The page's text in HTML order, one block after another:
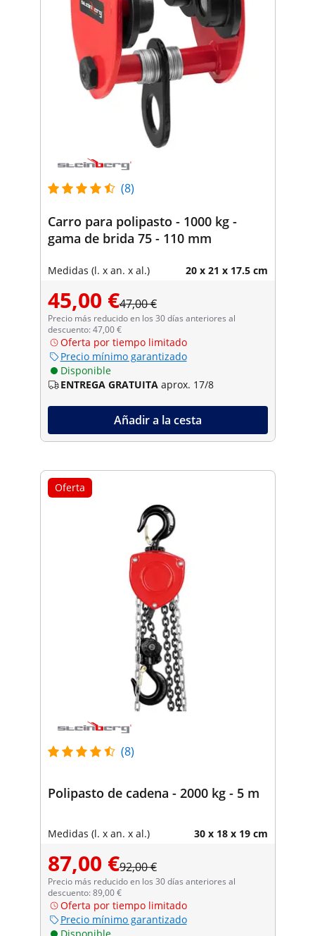
(8)
Carro para polipasto - 1000 kg -
gama de brida 75 - 110 mm
Medidas (l. x an. x al.) 20 x 21 x 17.5 cm
45,00 €47,00 €
Precio más reducido en los 30 días anteriores al
descuento: 47,00 €
Oferta por tiempo limitado
Precio mínimo garantizado
Disponible
ENTREGA GRATUITA aprox. 17/8
Añadir a la cesta
Oferta
(8)
Polipasto de cadena - 2000 kg - 5 m
Medidas (l. x an. x al.) 30 x 18 x 19 cm
87,00 €92,00 €
Precio más reducido en los 30 días anteriores al
descuento: 89,00 €
Oferta por tiempo limitado
Precio mínimo garantizado
Disponible